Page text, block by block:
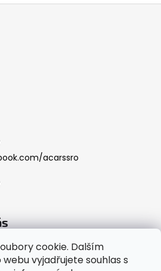
cookie. Dalším
vyjadřujete souhlas s
acarssro